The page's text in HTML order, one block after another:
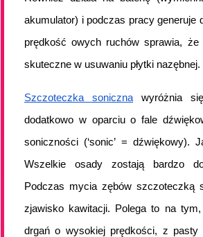
akumulator) i podczas pracy generuje
prędkość owych ruchów sprawia,
skuteczne w usuwaniu płytki nazębnej.
Szczoteczka soniczna wyróżnia
dodatkowo w oparciu o fale
soniczności (‘sonic’ = dźwiękowy).
Wszelkie osady zostają bardzo
Podczas mycia zębów szczoteczką
zjawisko kawitacji. Polega to na tym,
drgań o wysokiej prędkości, z